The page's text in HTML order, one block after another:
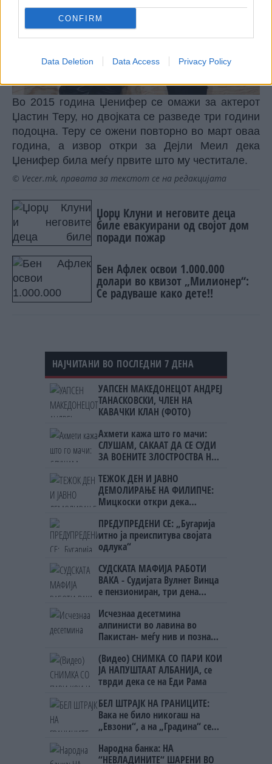
CONFIRM
Data Deletion Data Access Privacy Policy
Во 2015 година Џенифер се омажи за актерот
Џастин Теру, но двојката се разведе три години
подоцна. Теру се ожени повторно во март оваа
година, а извор откри за Дејли Меил дека
Џенифер била меѓу првите што му честитале.
© Vecer.mk, правата за текстот се на редакцијата
Џорџ Клуни и неговите деца
биле евакуирани од својот дом
поради пожар
Бен Афлек освои 1.000.000
долари во квизот „Милионер“:
Се радуваше како дете!!
НАЈЧИТАНИ ВО ПОСЛЕДНИ 7 ДЕНА
УАПСЕН МАКЕДОНЕЦОТ АНДРЕЈ
ТАНАСКОВСКИ, ЧЛЕН НА
КАВАЧКИ КЛАН (ФОТО)
Ахмети кажа што го мачи:
СЛУШАМ, САКААТ ДА СЕ СУДИ
ЗА ВОЕНИТЕ ЗЛОСТРОСТВА НА
ТЕЖОК ДЕН И ЈАВНО
ДЕМОЛИРАЊЕ НА ФИЛИПЧЕ:
Мицкоски откри дека
ништо, освен за кеш
ПРЕДУПРЕДЕНИ СЕ: „Бугарија
итно ја преиспитува својата
одлука“
СУДСКАТА МАФИЈА РАБОТИ
ВАКА - Судијата Вулнет Винца
е пензиониран, три дена
на бизнисменот Марковски
Исчезнаа десетмина
алпинисти во лавина во
Пакистан- меѓу нив и познат
(Видео) СНИМКА СО ПАРИ КОИ
ЈА НАПУШТААТ АЛБАНИЈА, се
тврди дека се на Еди Рама
БЕЛ ШТРАЈК НА ГРАНИЦИТЕ:
Вака не било никогаш на
„Евзони“, а на „Градина“ се
Народна банка: НА
“НЕВЛАДИНИТЕ“ ШАРЕНИ ВО